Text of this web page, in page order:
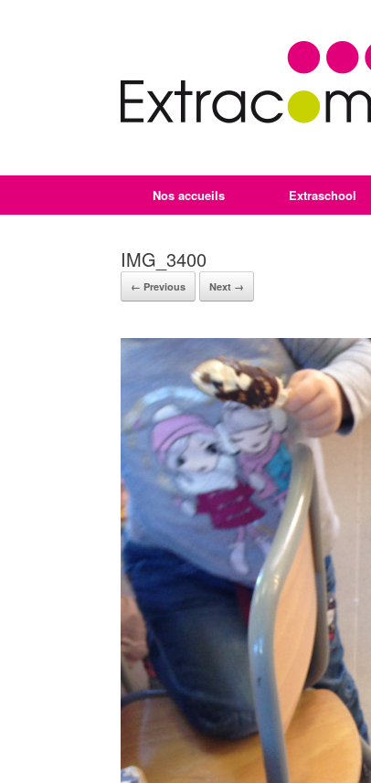
Nos accueils Extraschool
IMG_3400
← Previous Next →